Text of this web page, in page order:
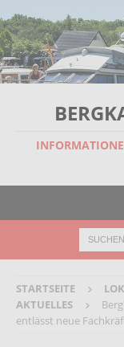
STARTSEITE
AKTUELLES
entlässt neue